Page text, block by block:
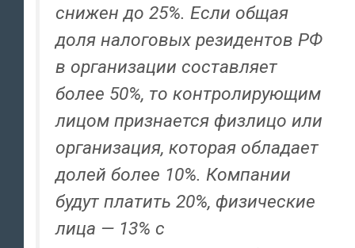
снижен до 25%. Если общая
доля налоговых резидентов РФ
в организации составляет
более 50%, то контролирующим
лицом признается физлицо или
организация, которая обладает
долей более 10%. Компании
будут платить 20%, физические
лица — 13% с